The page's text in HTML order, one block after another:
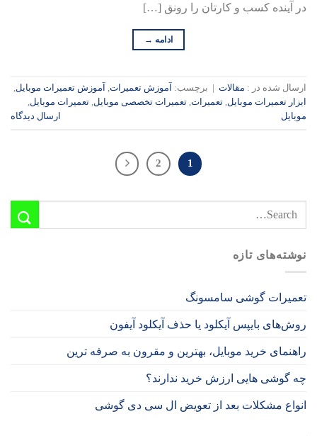
در آینده کسب و کارتان را رونق […]
ادامه →
ارسال شده در : مقالات برچسب: آموزش تعمیرات, آموزش تعمیرات موبایل,
ابزار تعمیرات موبایل, تعمیرات, تعمیرات تخصصی موبایل, تعمیرات موبایل,
موبایل
ارسال دیدگاه
1
2
نوشته‌های تازه
تعمیرات گوشی سامسونگ
روش‌های بایپس آیکلود یا حذف آیکلود آیفون
راهنمای خرید موبایل، بهترین و مقرون به صرفه ترین
چه گوشی هایی ارزش خرید ندارند؟
انواع مشکلات بعد از تعویض ال سی دی گوشی